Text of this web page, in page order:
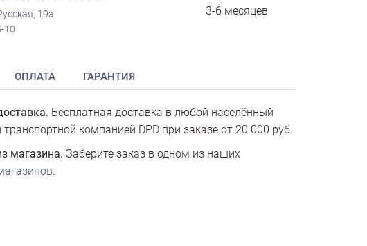
19а
10
3-6 месяцев
ОПЛАТА ГАРАНТИЯ
Бесплатная доставка в любой населённый
транспортной компанией DPD при заказе от 20 000 руб.
магазина. Заберите заказ в одном из наших
.